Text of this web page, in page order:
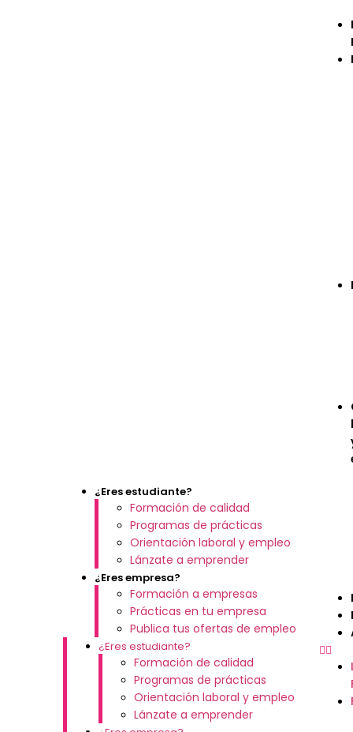
¿Eres estudiante?
Formación de calidad
Programas de prácticas
Orientación laboral y empleo
Lánzate a emprender
¿Eres empresa?
Formación a empresas
Prácticas en tu empresa
Publica tus ofertas de empleo
¿Eres estudiante?
Formación de calidad
Programas de prácticas
Orientación laboral y empleo
Lánzate a emprender